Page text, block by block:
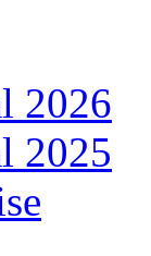
2026
2025